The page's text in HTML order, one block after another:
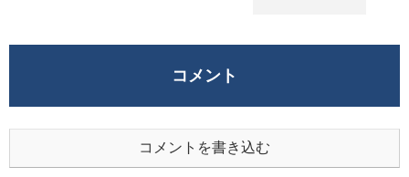
コメント
コメントを書き込む